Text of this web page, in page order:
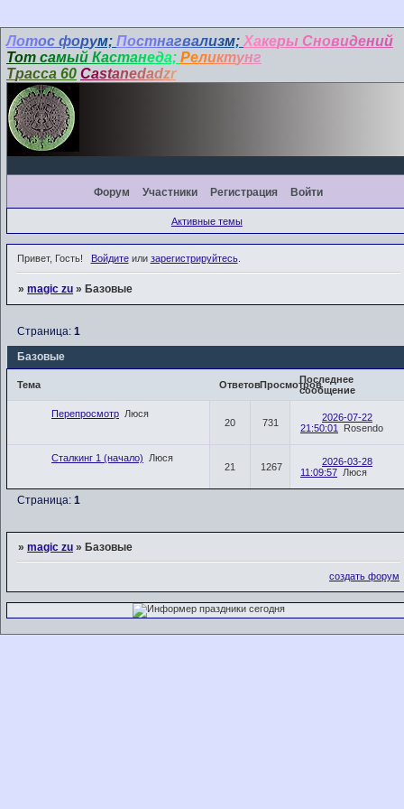
Лотос форум; Постнагвализм; Хакеры Сновидений
Тот самый Кастанеда; Реликтунг
Трасса 60 Castanedadzr
Форум Участники Регистрация Войти
Активные темы
Привет, Гость! Войдитеили зарегистрируйтесь.
»magic zu » Базовые
Базовые
Страница:1
Тема ОтветовПросмотровПоследнее
сообщение
Перепросмотр Люся
20
731
2026-07-22
21:50:01
Rosendo
Сталкинг 1 (начало)
Люся
21
1267
2026-03-28
11:09:57 Люся
Страница:1
»magic zu » Базовые
создать форум